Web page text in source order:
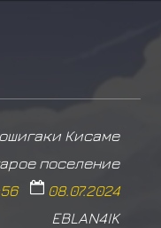
Кисаме
поселение
08.07.2024
EBLAN4IK